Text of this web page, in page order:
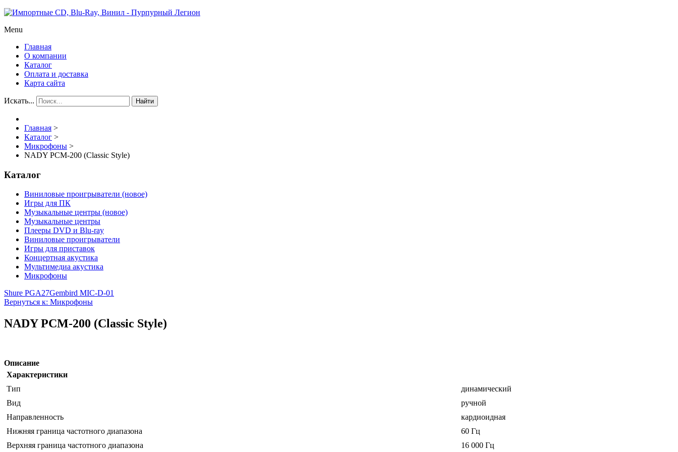
Menu
Главная
О компании
Каталог
Оплата и доставка
Карта сайта
Искать... Найти
Главная >
Каталог >
Микрофоны >
NADY PCM-200 (Classic Style)
Каталог
Виниловые проигрыватели (новое)
Игры для ПК
Музыкальные центры (новое)
Музыкальные центры
Плееры DVD и Blu-ray
Виниловые проигрыватели
Игры для приставок
Концертная акустика
Мультимедиа акустика
Микрофоны
Shure PGA27Gembird MIC-D-01
Вернуться к: Микрофоны
NADY PCM-200 (Classic Style)
Описание
Характеристики
Тип
динамический
Вид
ручной
Направленность
кардиоидная
Нижняя граница частотного диапазона
60 Гц
Верхняя граница частотного диапазона
16 000 Гц